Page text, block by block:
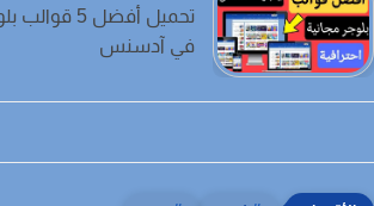
تحميل أفضل 5
في آدسنس